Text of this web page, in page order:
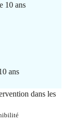
10 ans
ans
dans les